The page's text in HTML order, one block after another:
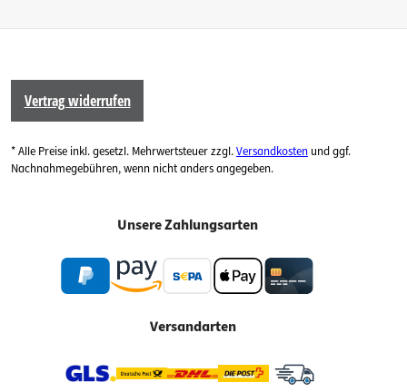
Vertrag widerrufen
* Alle Preise inkl. gesetzl. Mehrwertsteuer zzgl.Versandkosten und ggf.
Nachnahmegebühren, wenn nicht anders angegeben.
Unsere Zahlungsarten
Versandarten